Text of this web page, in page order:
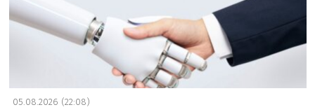
05.08.2026 (22:08)